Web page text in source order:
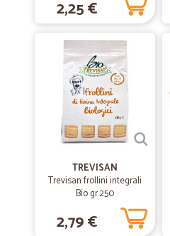
2,25 €
TREVISAN
Trevisan frollini integrali
Bio gr.250
2,79 €